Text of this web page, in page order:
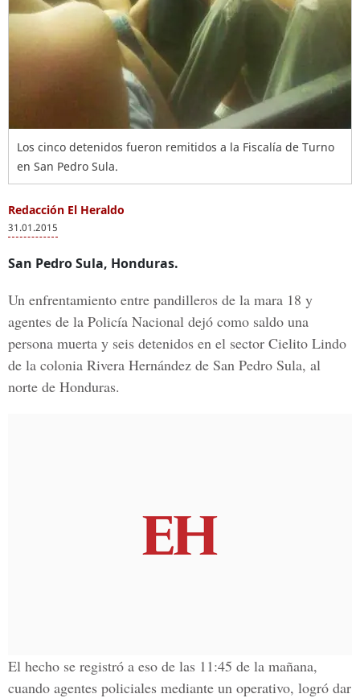
Los cinco detenidos fueron remitidos a la Fiscalía de Turno
en San Pedro Sula.
Redacción El Heraldo
31.01.2015
San Pedro Sula, Honduras.
Un enfrentamiento entre pandilleros de la mara 18 y
agentes de la Policía Nacional dejó como saldo una
persona muerta y seis detenidos en el sector Cielito Lindo
de la colonia Rivera Hernández de San Pedro Sula, al
norte de Honduras.
El hecho se registró a eso de las 11:45 de la mañana,
cuando agentes policiales mediante un operativo, logró dar